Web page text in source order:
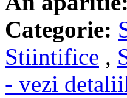
Categorie:
Stiintifice ,
- vezi